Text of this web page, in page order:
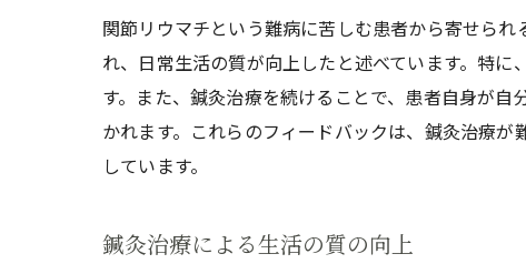
関節リウマチという難病に苦しむ患者から寄せら
れ、日常生活の質が向上したと述べています。特
す。また、鍼灸治療を続けることで、患者自身が
かれます。これらのフィードバックは、鍼灸治療
しています。
鍼灸治療による生活の質の向上